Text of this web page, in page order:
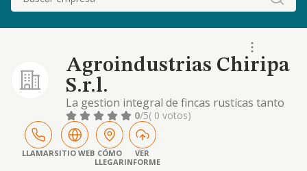
Agroindustrias Chiripa
S.r.l.
La gestion integral de fincas rusticas tanto
propias como en arrendamiento.
0/5( 0 votos)
LLAMARSITIO WEB CÓMO
LLEGAR
VER
INFORME